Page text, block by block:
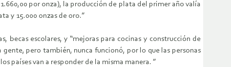
por onza), la producción de plata del primer año valía
y 15.000 onzas de oro.”
escolares, y “mejoras para cocinas y construcción de
pero también, nunca funcionó, por lo que las personas
países van a responder de la misma manera. ”